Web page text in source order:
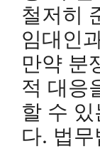
철저히
임대인
만약 분
적 대응
할 수
다. 법